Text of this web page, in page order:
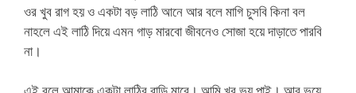
ওর খুব রাগ হয় ও একটা বড় লাঠি আনে আর বলে মাগি চুসবি কিনা বল
নাহলে এই লাঠি দিয়ে এমন গাড় মারবো জীবনেও সোজা হয়ে দাড়াতে পারবি
না।